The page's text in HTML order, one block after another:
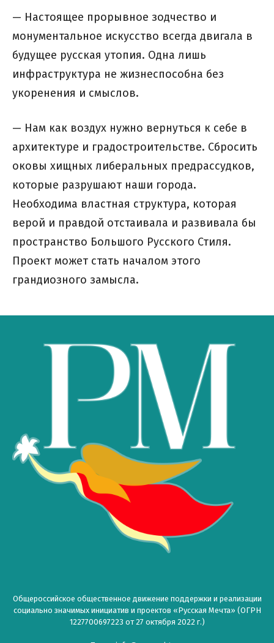
— Настоящее прорывное зодчество и
монументальное искусство всегда двигала в
будущее русская утопия. Одна лишь
инфраструктура не жизнеспособна без
укоренения и смыслов.
— Нам как воздух нужно вернуться к себе в
архитектуре и градостроительстве. Сбросить
оковы хищных либеральных предрассудков,
которые разрушают наши города.
Необходима властная структура, которая
верой и правдой отстаивала и развивала бы
пространство Большого Русского Стиля.
Проект может стать началом этого
грандиозного замысла.
Общероссийское общественное движение поддержки и реализации
социально значимых инициатив и проектов «Русская Мечта» (ОГРН
1227700697223 от 27 октября 2022 г.)